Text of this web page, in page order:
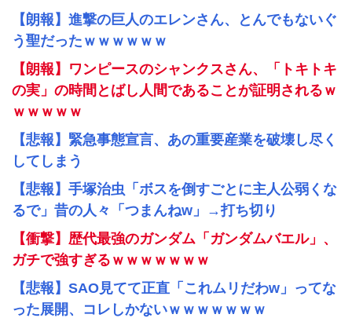
【朗報】進撃の巨人のエレンさん、とんでもないぐ
う聖だったｗｗｗｗｗｗ
【朗報】ワンピースのシャンクスさん、「トキトキ
の実」の時間とばし人間であることが証明されるｗ
ｗｗｗｗｗ
【悲報】緊急事態宣言、あの重要産業を破壊し尽く
してしまう
【悲報】手塚治虫「ボスを倒すごとに主人公弱くな
るで」昔の人々「つまんねw」→打ち切り
【衝撃】歴代最強のガンダム「ガンダムバエル」、
ガチで強すぎるｗｗｗｗｗｗｗ
【悲報】SAO見てて正直「これムリだわw」ってな
った展開、コレしかないｗｗｗｗｗｗｗ